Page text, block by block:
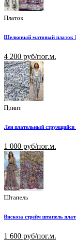
Платок
Шелковый матовый платок
4 200 руб/пог.м.
Принт
Лен плательный
1 000 руб/пог.м.
Штапель
Вискоза стрейч штапель
1 600 руб/пог.м.